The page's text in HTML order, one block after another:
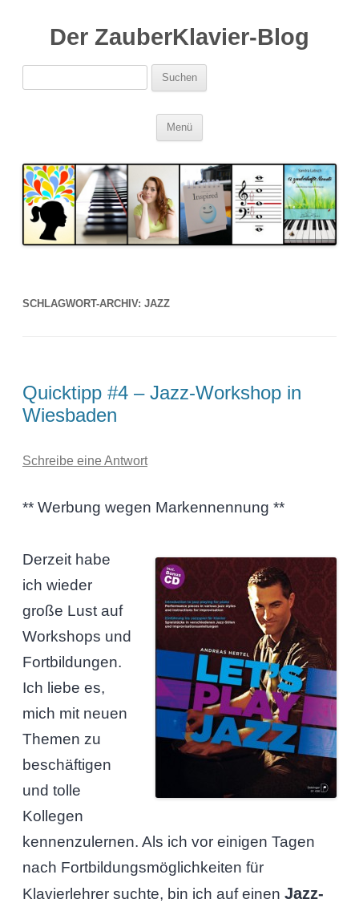
Der ZauberKlavier-Blog
Suchen
nach:
Menü
SCHLAGWORT-ARCHIV: JAZZ
Quicktipp #4 – Jazz-Workshop in
Wiesbaden
Schreibe eine Antwort
** Werbung wegen Markennennung **
Derzeit habe
ich wieder
große Lust auf
Workshops und
Fortbildungen.
Ich liebe es,
mich mit neuen
Themen zu
beschäftigen
und tolle
Kollegen
kennenzulernen. Als ich vor einigen Tagen
nach Fortbildungsmöglichkeiten für
Klavierlehrer suchte, bin ich auf einen Jazz-